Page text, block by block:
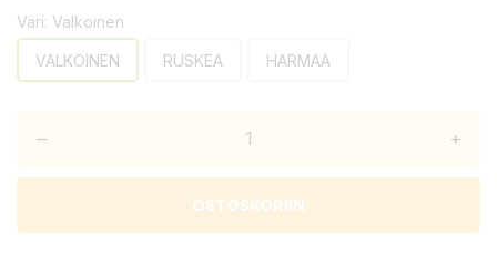
Väri: Valkoinen
VALKOINEN RUSKEA HARMAA
– +
OSTOSKORIIN